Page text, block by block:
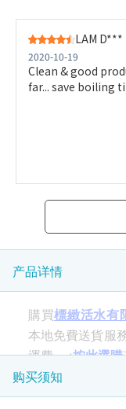
LAM D***
2020-10-19
Clean & good products easy to install... no
far... save boiling
产品详情
購買標緻活水有
本地免費送貨服
運費。<按此選購
购买须知